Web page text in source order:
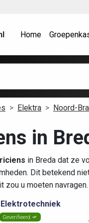
Home
Elektra Noord-
in
in Breda dat ze
Dit betekend
zou u moeten navragen.
Geverifieerd